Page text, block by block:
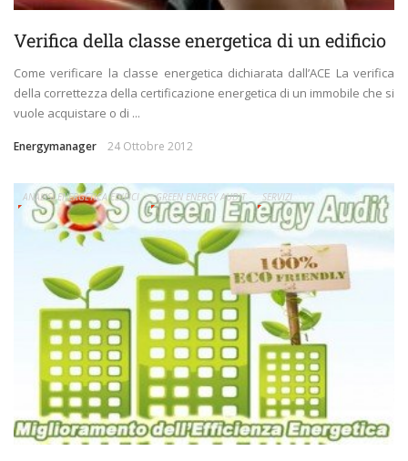
Verifica della classe energetica di un edificio
Come verificare la classe energetica dichiarata dall’ACE La verifica
della correttezza della certificazione energetica di un immobile che si
vuole acquistare o di ...
Energymanager 24 Ottobre 2012
ANALISI ENERGETICA EDIFICI GREEN ENERGY AUDIT SERVIZI